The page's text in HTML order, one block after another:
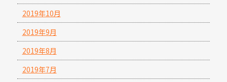
2019年10月
2019年9月
2019年8月
2019年7月